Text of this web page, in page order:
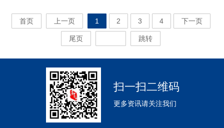
6212429062黄明真女材料与化工
慧丰男高分子材料 5812329058李享女高分子材料
料 4512229045章梦莉女高分子材料 4612229046陈
奕舟男高分子材料 4712229047李永灿男高分子材
料 4812229048周村男高分子材料 4912229049张怡
晨飞男材料与化工
料 3812129038倪滟雯女高分子材料 3912129039李
心怡女高分子材料 4012129040胡欣蔓女高分子材
料 4112129041康永沅女高分子材料 4212129042彭
湃女高分子材料 4312129043陈天一男高分子材
料 4412129044关诗陶女高分子材料 4512129045许
潇逸男高分子材料 4612129046张枥文女高分子材
料 4712129047宋亮男高分子材料 4812129048温付
祥男高分子材料 4912129049何欣雨女高分子材
料 5012129050应心儿女高分子材料 5112129051戴
文斌男高分子材料 5212129052尹依静女高分子材
料 5312129053张忱音女高分子材料 5412129054宋
理 3112029031王利丹女高分子化学与物
理 3212029032郭家芳女高分子材料 3312029033王
贝多男高分子材料 3412029034周咸池男高分子材
料 3812029038金泽原男高分子材料 3912029039张
子腾男高分子材料 4012029040王巧璇女高分子材
料 4112029041郭胡康男高分子材料 4212029042祝
芷欣女高分子材料 4312029043徐恺男高分子材
料 4412029044裘浩楠女高分子材料 4512029045单
高分子材料 3111929031余伟江高分子材料
3211929032王聪高分子材料 3311929033黄悦高分
子材料 3411929034张倩倩高分子材料
3811929038陶玉琦高分子材料 3911929039高勇高
分子材料 4011929040金露露高分子材料
4111929041潘幼文高分子材料 4211929042卢牧晨
高分子材料 4311929043倪珏宸高分子材料
4411929044包宇衡高分子材料 4511929045侯丽欣
14 11829013 李泽莘 女 高分子化学与物理 许震
15 11829014 周鹏 男 高分子化学与物理 凌君 16
11829015 王迪 男 高分子化学与物理 张其胜 17
11829018 周同 男 高分子材料 高长有 20
11829019 姜质琦 男 高分子材料 沈家骢 21
11829020 王昭懿 女 高分子材料 高长有 22
11829021 方钰 女 高分子材料 计剑 23 11829022
张弦 女 高分子材料 徐志康 24 11829023 王淑琴
分子化学与物理 李寒莹 10 11729010 伍瑞菡 女 高
分子化学与物理 李寒莹 11 11729011 刘畅 男 高分
子化学与物理 徐志康 12 11729012 杨尚锦 男 高分
子化学与物理 张其胜 14 11729014 刘樟 男 高分子
化学与物理 张其胜 15 11729015 吴慧敏 女 高分子
化学与物理 黄小军 16 11729016 薛佳平 男 高分子
化学与物理 邱利焱 17 11729017 沈谈笑 男 高分子
化学与物理 孙景志 18 11729018 杨贯文 男 高分子
化学与物理 伍广朋 19 11729019 张梦晓 女 高分子
11629004 陈立锋 男 高分子化学与物理 沈之荃 5
11629005 陈家明 男 高分子化学与物理 王利群 6
11629006 王瑞洋 男 高分子化学与物理 徐君庭 7
11629007 张超 男 高分子化学与物理 徐志康 8
11629008 韩海杰 男 高分子材料 计剑 9 11629009
史杨 女 高分子材料 唐本忠 10 11629010 高佳 男
高分子化学与物理 杜滨阳 11 11629011 李鹏 男 高
分子化学与物理 高超 12 11629012 畅丹 女 高分子
化学与物理 高超 13 11629013 洪晓 女 高分子化学
与物理 黄小军 14 11629014 任� 男 高分子化学与
首页 上一页 1 2 3 4 下一页
尾页 跳转
扫一扫二维码
更多资讯请关注我们